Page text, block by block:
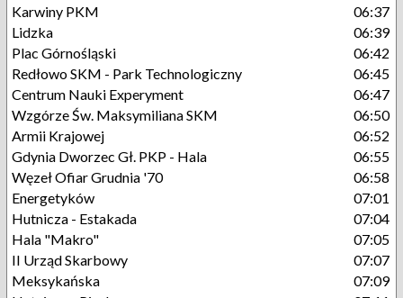
Karwiny PKM
06:37
Lidzka
06:39
Plac Górnośląski
06:42
Redłowo SKM - Park Technologiczny
06:45
Centrum Nauki Experyment
06:47
Wzgórze Św. Maksymiliana SKM
06:50
Armii Krajowej
06:52
Gdynia Dworzec Gł. PKP - Hala
06:55
Węzeł Ofiar Grudnia '70
06:58
Energetyków
07:01
Hutnicza - Estakada
07:04
Hala "Makro"
07:05
II Urząd Skarbowy
07:07
Meksykańska
07:09